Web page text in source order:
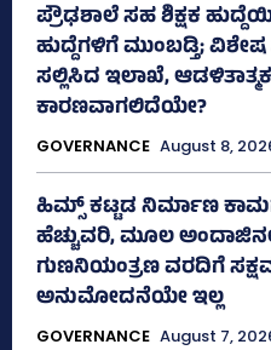
ಪ್ರೌಢಶಾಲೆ ಸಹ ಶಿಕ್ಷಕ
ಹುದ್ದೆಗಳಿಗೆ ಮುಂಬಡ್ತಿ;
ಸಲ್ಲಿಸಿದ ಇಲಾಖೆ,
ಕಾರಣವಾಗಲಿದೆಯೇ?
GOVERNANCE August 8,
ಹಿಮ್ಸ್‌ ಕಟ್ಟಡ ನಿರ್ಮಾಣ
ಹೆಚ್ಚುವರಿ, ಮೂಲ
ಗುಣನಿಯಂತ್ರಣ ವರದಿಗೆ
ಅನುಮೋದನೆಯೇ ಇಲ್ಲ
GOVERNANCE August 7,